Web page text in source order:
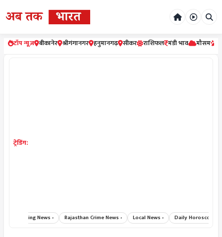
टॉप न्यूज़ बीकानेर श्रीगंगानगर हनुमानगढ़ सीकर राशिफल मंडी भाव मौसम
ट्रेडिंग:
Breaking News › Rajasthan Crime News › Local News › Daily Horoscope